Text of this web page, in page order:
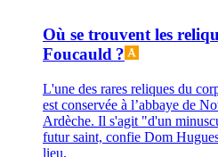
Où se trouvent les
Foucauld ?
L'une des rares reliques du
est conservée à l’abbaye de
Ardèche. Il s'agit "d'un
futur saint, confie Dom
lieu.